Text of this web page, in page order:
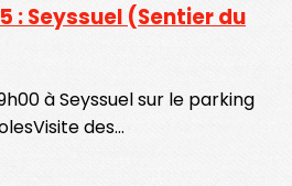
: Seyssuel (Sentier du
à Seyssuel sur le parking
des...